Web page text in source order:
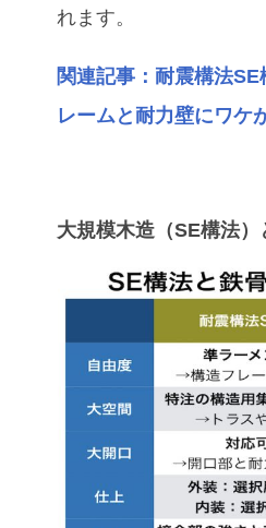
れます。
関連記事：耐震構法
レームと耐力壁にワケ
大規模木造（SE構法